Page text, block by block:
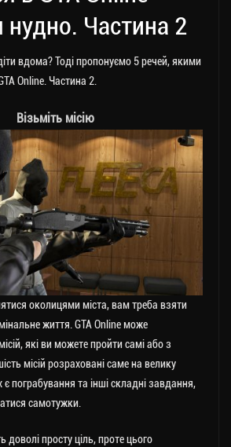
нудно. Частина 2
вдома? Тоді пропонуємо 5 речей, якими
Online. Частина 2.
Візьміть місію
околицями міста, вам треба взяти
життя. GTA Online може
які ви можете пройти самі або з
місій розраховані саме на велику
пограбування та інші складні завдання,
самотужки.
доволі просту ціль, проте цього